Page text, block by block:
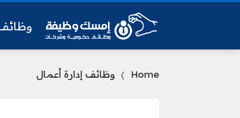
Home وظائف إدارة أعمال